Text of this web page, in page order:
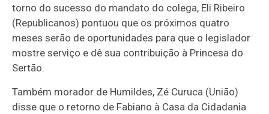
torno do sucesso do mandato do colega, Eli Ribeiro
(Republicanos) pontuou que os próximos quatro
meses serão de oportunidades para que o legislador
mostre serviço e dê sua contribuição à Princesa do
Sertão.
Também morador de Humildes, Zé Curuca (União)
disse que o retorno de Fabiano à Casa da Cidadania